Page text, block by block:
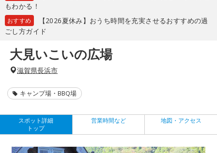
もわかる！
おすすめ
【2026夏休み】おうち時間を充実させるおすすめの過
ごし方ガイド
大見いこいの広場
滋賀県長浜市
キャンプ場・BBQ場
スポット詳細
トップ
営業時間など 地図・アクセス